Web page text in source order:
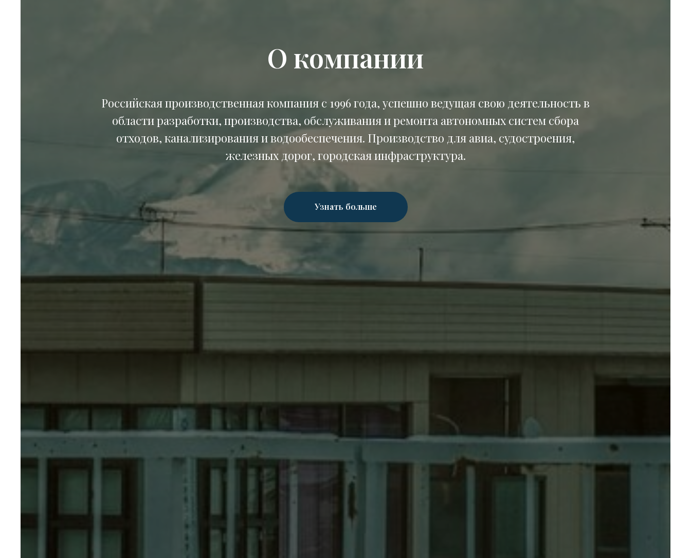
О компании
Российская производственная компания с 1996 года, успешно ведущая свою деятельность в
области разработки, производства, обслуживания и ремонта автономных систем сбора
отходов, канализирования и водообеспечения. Производство для авиа, судостроения,
железных дорог, городская инфраструктура.
Узнать больше